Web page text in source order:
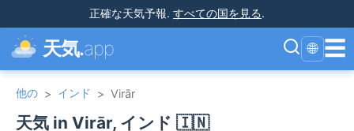
正確な天気予報. すべての国を見る.
天気.app 🌐 ☰
他の > インド > Virār
天気 in Virār, インド 🇮🇳